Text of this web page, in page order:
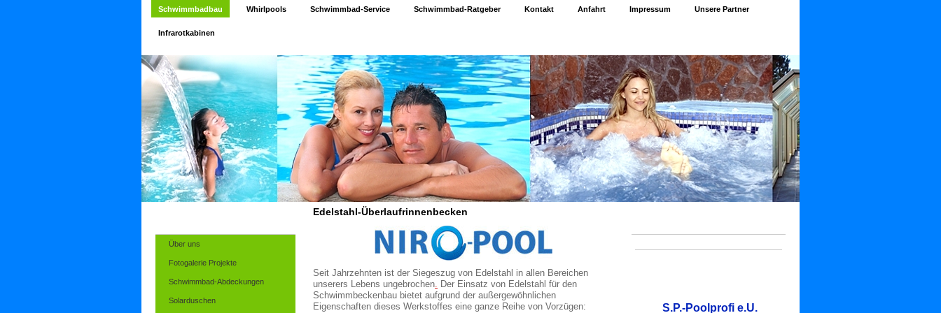
Schwimmbadbau Whirlpools Schwimmbad-Service Schwimmbad-Ratgeber Kontakt Anfahrt Impressum Unsere Partner
Infrarotkabinen
Über uns
Fotogalerie Projekte
Schwimmbad-Abdeckungen
Solarduschen
Edelstahl-Überlaufrinnenbecken
Seit Jahrzehnten ist der Siegeszug von Edelstahl in allen Bereichen
unserers Lebens ungebrochen. Der Einsatz von Edelstahl für den
Schwimmbeckenbau bietet aufgrund der außergewöhnlichen
Eigenschaften dieses Werkstoffes eine ganze Reihe von Vorzügen:
S.P.-Poolprofi e.U.